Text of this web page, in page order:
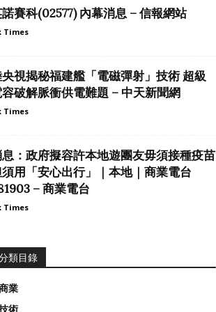
賽科(02577) 內幕消息 – 信報網站
Times
央視揭秘福建艦「電磁彈射」技術 超級
容破解脈衝供電難題 – 中天新聞網
Times
：政府擬容許本地遊團友毋須接種疫苗
用「安心出行」｜本地｜商業電台
– 商業電台
Times
類目錄
業
術